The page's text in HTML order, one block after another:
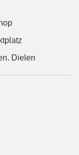
Dielen